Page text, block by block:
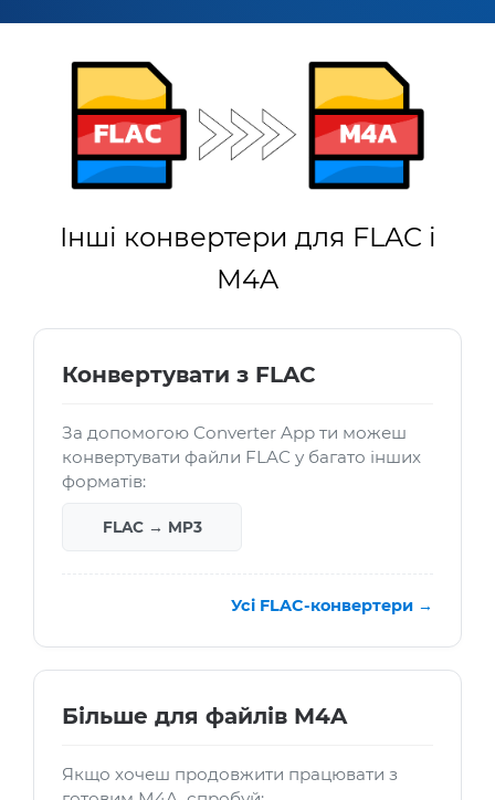
Інші конвертери для FLAC і
M4A
Конвертувати з FLAC
За допомогою Converter App ти можеш
конвертувати файли FLAC у багато інших
форматів:
FLAC → MP3
Усі FLAC-конвертери →
Більше для файлів M4A
Якщо хочеш продовжити працювати з